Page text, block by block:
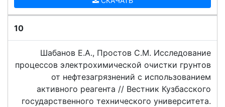
10
Шабанов Е.А., Простов С.М. Исследование
процессов электрохимической очистки грунтов
от нефтезагрязнений с использованием
активного реагента // Вестник Кузбасского
государственного технического университета.